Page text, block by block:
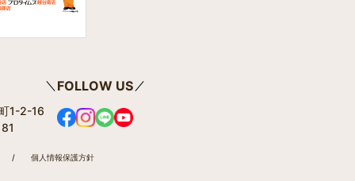
1-2-16
FOLLOW US
/ 個人情報保護方針